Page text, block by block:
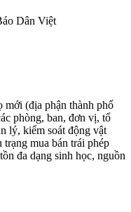
Dân Việt
(địa phận thành phố
phòng, ban, đơn vị, tổ
lý, kiểm soát động vật
mua bán trái phép
đa dạng sinh học, nguồn